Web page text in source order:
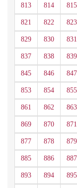
813 814 815
821 822 823
829 830 831
837 838 839
845 846 847
853 854 855
861 862 863
869 870 871
877 878 879
885 886 887
893 894 895